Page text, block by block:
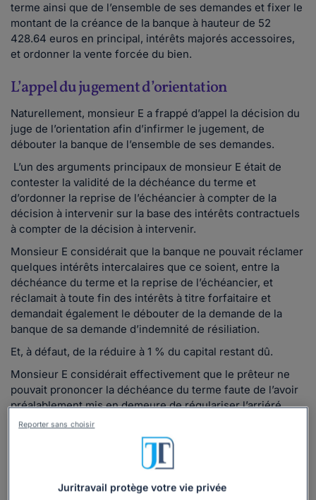
terme ainsi que de l’ensemble de ses demandes et fixer le
montant de la créance de la banque à hauteur de 52
428.64 euros en principal, intérêts majorés accessoires,
et ordonner la vente forcée du bien.
L’appel du jugement d’orientation
Naturellement, monsieur E a frappé d’appel la décision du
juge de l’orientation afin d’infirmer le jugement, de
débouter la banque de l’ensemble de ses demandes.
L’un des arguments principaux de monsieur E était de
contester la validité de la déchéance du terme et
d’ordonner la reprise de l’échéancier à compter de la
décision à intervenir sur la base des intérêts contractuels
à compter de la décision à intervenir.
Monsieur E considérait que la banque ne pouvait réclamer
quelques intérêts intercalaires que ce soient, entre la
déchéance du terme et la reprise de l’échéancier, et
réclamait à toute fin des intérêts à titre forfaitaire et
demandait également le débouter de la demande de la
banque de sa demande d’indemnité de résiliation.
Et, à défaut, de la réduire à 1 % du capital restant dû.
Monsieur E considérait effectivement que le prêteur ne
pouvait prononcer la déchéance du terme faute de l’avoir
préalablement mis en demeure de régulariser l’arriéré.
La contestation de la validité de la déchéance
Monsieur E indique que laclause d’exigibilité anticipée
Juritravail protège votre vie privée
Reporter sans choisir